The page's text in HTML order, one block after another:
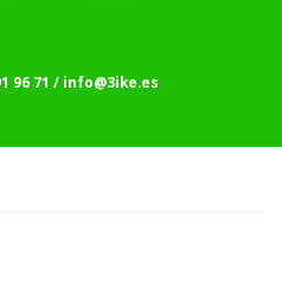
96 71 / info@3ike.es